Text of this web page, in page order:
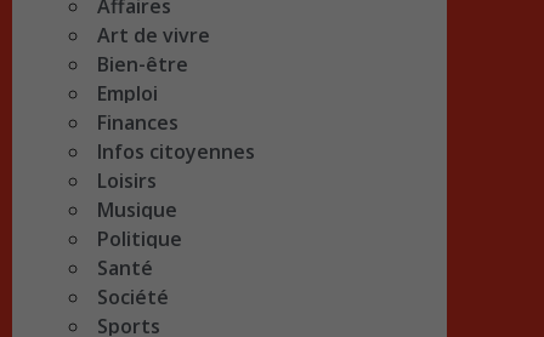
Affaires
Art de vivre
Bien-être
Emploi
Finances
Infos citoyennes
Loisirs
Musique
Politique
Santé
Société
Sports